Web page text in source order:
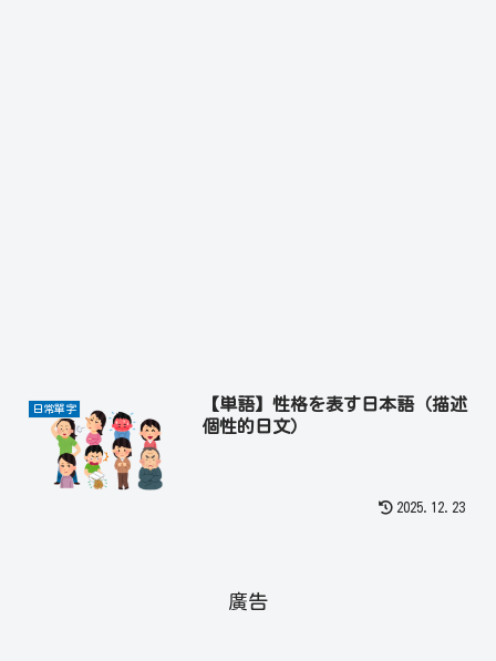
日常單字
【単語】性格を表す日本語（描述
個性的日文）
2025.12.23
廣告